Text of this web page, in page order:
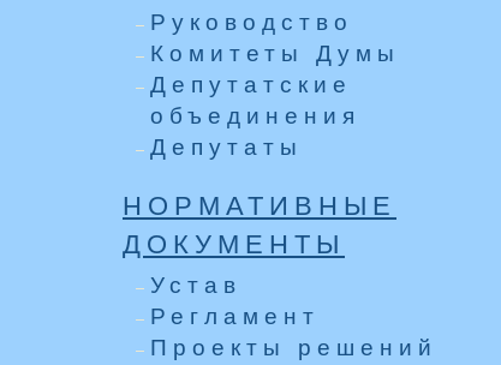
Руководство
Комитеты Думы
Депутатские
объединения
Депутаты
НОРМАТИВНЫЕ
ДОКУМЕНТЫ
Устав
Регламент
Проекты решений